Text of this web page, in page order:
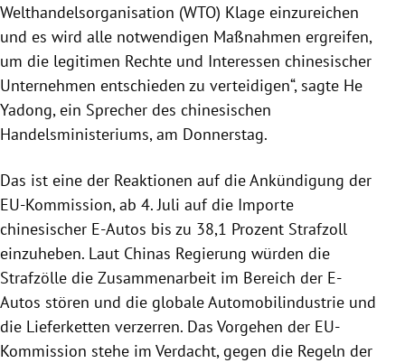
Untermenü
Welthandelsorganisation (WTO) Klage einzureichen
und es wird alle notwendigen Maßnahmen ergreifen,
um die legitimen Rechte und Interessen chinesischer
Unternehmen entschieden zu verteidigen“, sagte He
Yadong, ein Sprecher des chinesischen
Handelsministeriums, am Donnerstag.
Das ist eine der Reaktionen auf die Ankündigung der
EU-Kommission, ab 4. Juli auf die Importe
chinesischer E-Autos bis zu 38,1 Prozent Strafzoll
einzuheben. Laut Chinas Regierung würden die
Strafzölle die Zusammenarbeit im Bereich der E-
Autos stören und die globale Automobilindustrie und
die Lieferketten verzerren. Das Vorgehen der EU-
Kommission stehe im Verdacht, gegen die Regeln der